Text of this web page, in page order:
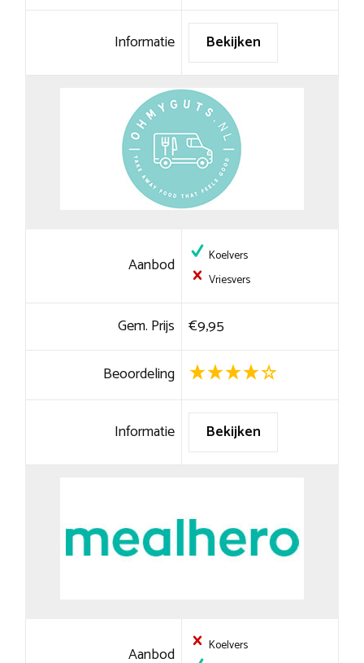
Informatie Bekijken
Aanbod
Koelvers
Vriesvers
Gem. Prijs €9,95
Beoordeling
Informatie Bekijken
Aanbod
Koelvers